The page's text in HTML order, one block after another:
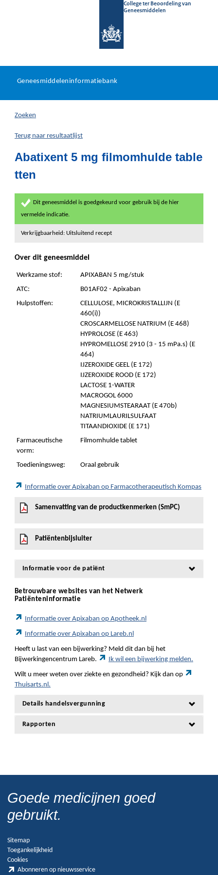
College ter Beoordeling van
Geneesmiddelen
U
hier:
Geneesmiddeleninformatiebank
Zoeken
Terug naar resultaatlijst
Abatixent 5 mg filmomhulde table
tten
Dit geneesmiddel is goedgekeurd voor gebruik bij de hier
vermelde indicatie.
Verkrijgbaarheid: Uitsluitend recept
Over dit geneesmiddel
Werkzame stof:
APIXABAN 5 mg/stuk
ATC:
B01AF02 - Apixaban
Hulpstoffen:
CELLULOSE, MICROKRISTALLIJN (E
460(i))
CROSCARMELLOSE NATRIUM (E 468)
HYPROLOSE (E 463)
HYPROMELLOSE 2910 (3 - 15 mPa.s) (E
464)
IJZEROXIDE GEEL (E 172)
IJZEROXIDE ROOD (E 172)
LACTOSE 1-WATER
MACROGOL 6000
MAGNESIUMSTEARAAT (E 470b)
NATRIUMLAURILSULFAAT
TITAANDIOXIDE (E 171)
Farmaceutische
vorm:
Filmomhulde tablet
Toedieningsweg: Oraal gebruik
Informatie over Apixaban op Farmacotherapeutisch Kompas
Samenvatting van de productkenmerken (SmPC)
Patiëntenbijsluiter
Informatie voor de patiënt
Betrouwbare websites van het Netwerk
Patiënteninformatie
Informatie over Apixaban op Apotheek.nl
Informatie over Apixaban op Lareb.nl
Heeft u last van een bijwerking? Meld dit dan bij het
Bijwerkingencentrum Lareb.
Ik wil een bijwerking melden.
Wilt u meer weten over ziekte en gezondheid? Kijk dan op
Thuisarts.nl.
Details handelsvergunning
Rapporten
Goede medicijnen goed
gebruikt.
Sitemap
Toegankelijkheid
Cookies
Abonneren op nieuwsservice